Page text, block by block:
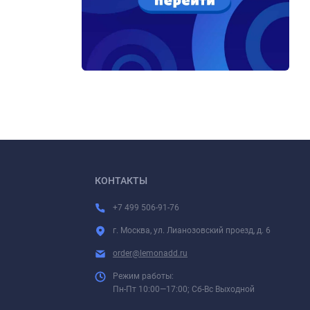
КОНТАКТЫ
+7 499 506-91-76
г. Москва, ул. Лианозовский проезд, д. 6
order@lemonadd.ru
Режим работы:
Пн-Пт 10:00—17:00; Сб-Вс Выходной